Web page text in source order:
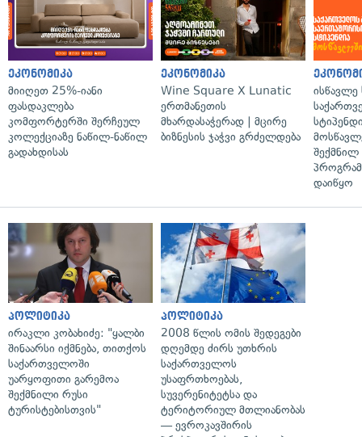
ეკონომიკა
მიიღეთ 25%-იანი
ფასდაკლება
კომფორტერში შერჩეულ
კოლექციაზე ნაწილ-ნაწილ
გადახდისას
ეკონომიკა
Wine Square X Lunatic
ერთმანეთის
მხარდასაჭერად | მცირე
ბიზნესის ჯაჭვი გრძელდება
ისწავლე
დაიწყო
პოლიტიკა
ირაკლი კობახიძე: "ყალბი
შინაარსი იქმნება, თითქოს
საქართველოში
უარყოფითი გარემოა
შექმნილი რუსი
ტურისტებისთვის"
პოლიტიკა
2008 წლის ომის შედეგები
დღემდე ძირს უთხრის
საქართველოს
უსაფრთხოებას,
სუვერენიტეტსა და
ტერიტორიულ მთლიანობას
— ევროკავშირის